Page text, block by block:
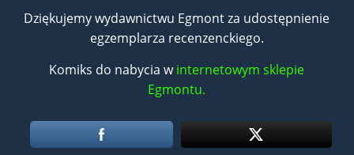
Dziękujemy wydawnictwu Egmont za udostępnienie
egzemplarza recenzenckiego.
Komiks do nabycia winternetowym sklepie
Egmontu.